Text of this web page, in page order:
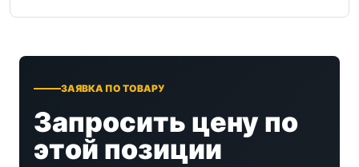
ЗАЯВКА ПО ТОВАРУ
Запросить цену по
этой позиции